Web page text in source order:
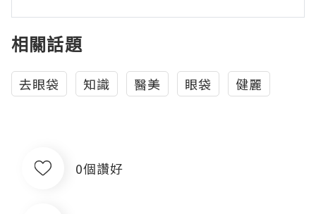
相關話題
去眼袋 知識 醫美 眼袋 健麗
0個讚好